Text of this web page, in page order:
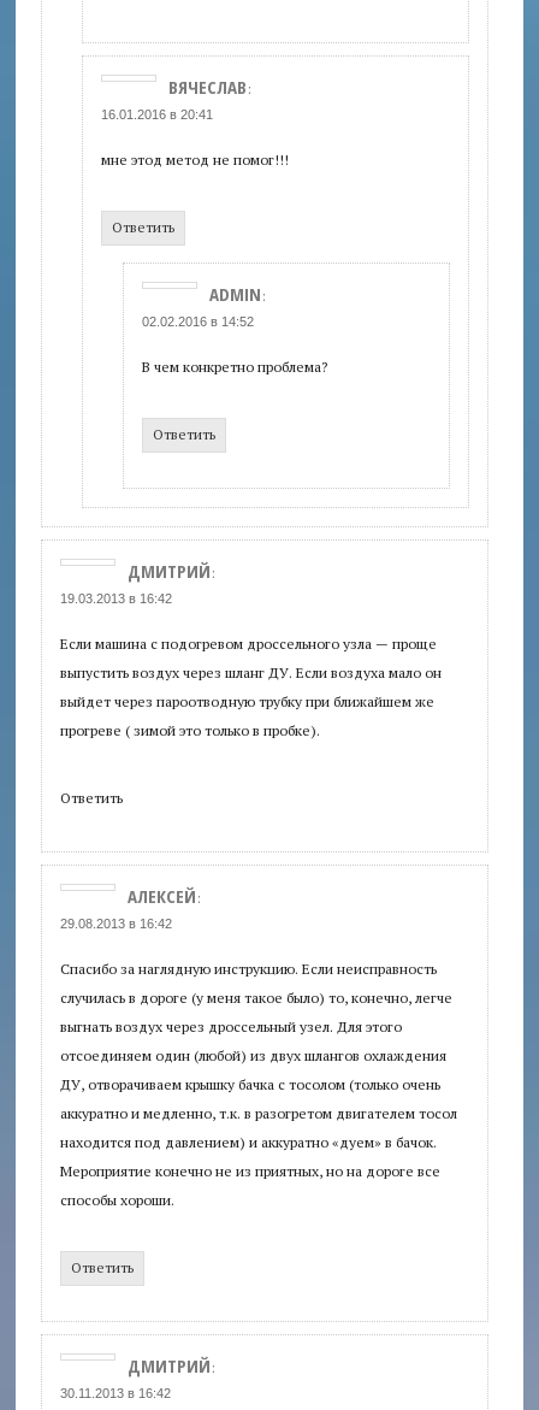
ВЯЧЕСЛАВ :
16.01.2016 в 20:41
мне этод метод не помог!!!
Ответить
ADMIN :
02.02.2016 в 14:52
В чем конкретно проблема?
Ответить
ДМИТРИЙ :
19.03.2013 в 16:42
Если машина с подогревом дроссельного узла — проще
выпустить воздух через шланг ДУ. Если воздуха мало он
выйдет через пароотводную трубку при ближайшем же
прогреве ( зимой это только в пробке).
Ответить
АЛЕКСЕЙ :
29.08.2013 в 16:42
Спасибо за наглядную инструкцию. Если неисправность
случилась в дороге (у меня такое было) то, конечно, легче
выгнать воздух через дроссельный узел. Для этого
отсоединяем один (любой) из двух шлангов охлаждения
ДУ, отворачиваем крышку бачка с тосолом (только очень
аккуратно и медленно, т.к. в разогретом двигателем тосол
находится под давлением) и аккуратно «дуем» в бачок.
Мероприятие конечно не из приятных, но на дороге все
способы хороши.
Ответить
ДМИТРИЙ :
30.11.2013 в 16:42